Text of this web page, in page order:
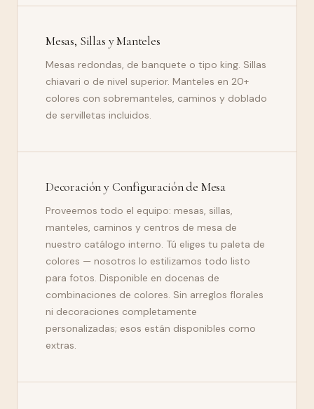
Mesas, Sillas y Manteles
Mesas redondas, de banquete o tipo king. Sillas
chiavari o de nivel superior. Manteles en 20+
colores con sobremanteles, caminos y doblado
de servilletas incluidos.
Decoración y Configuración de Mesa
Proveemos todo el equipo: mesas, sillas,
manteles, caminos y centros de mesa de
nuestro catálogo interno. Tú eliges tu paleta de
colores — nosotros lo estilizamos todo listo
para fotos. Disponible en docenas de
combinaciones de colores. Sin arreglos florales
ni decoraciones completamente
personalizadas; esos están disponibles como
extras.